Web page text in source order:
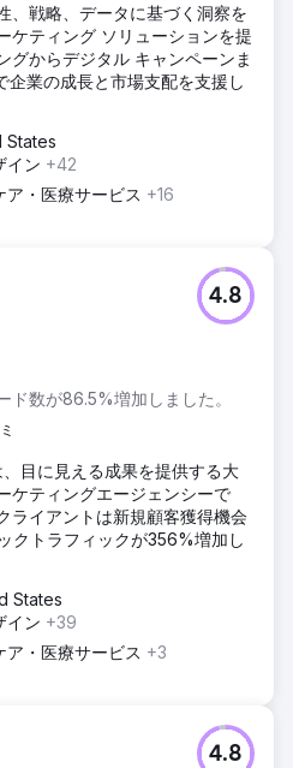
戦略、データに基づく洞察を
ケティング ソリューションを提
グからデジタル キャンペーンま
企業の成長と市場支配を支援し
States
イン +42
・医療サービス +16
ド数が86.5%増加しました。
4.8
目に見える成果を提供する大
ケティングエージェンシーで
ライアントは新規顧客獲得機会
クトラフィックが356%増加し
States
イン +39
・医療サービス +3
4.8